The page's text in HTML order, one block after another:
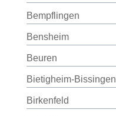
Bempflingen
Bensheim
Beuren
Bietigheim-Bissingen
Birkenfeld